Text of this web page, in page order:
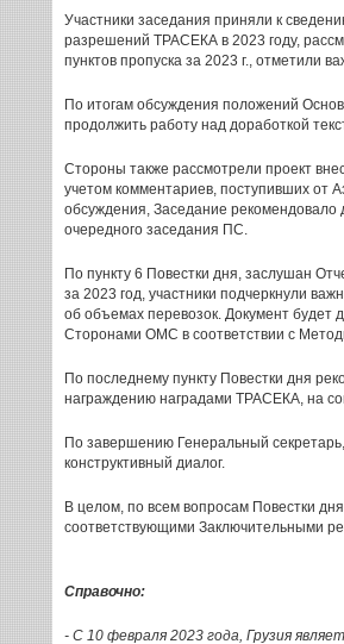
Участники заседания приняли к
разрешений ТРАСЕКА в 2023 году,
пунктов пропуска за 2023 г., отметили
По итогам обсуждения положений
продолжить работу над доработкой
Стороны также рассмотрели проект
учетом комментариев, поступивших от
обсуждения, Заседание
очередного заседания ПС.
По пункту 6 Повестки дня, заслушан
за 2023 год, участники подчеркнули
об объемах перевозок. Документ
Сторонами ОМС в соответствии с
По последнему пункту Повестки дня
награждению наградами ТРАСЕКА, на
По завершению Генеральный
конструктивный диалог.
В целом, по всем вопросам Повестки
соответствующими Заключительными
Справочно:
- С 10 февраля 2023 года, Грузия